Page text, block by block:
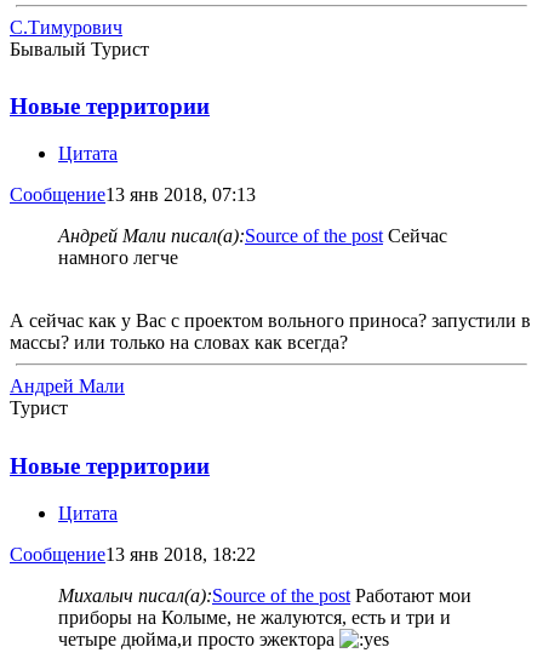
С.Тимурович
Бывалый Турист
Новые территории
Цитата
Сообщение13 янв 2018, 07:13
Андрей Мали писал(а):Source of the post Сейчас
намного легче
А сейчас как у Вас с проектом вольного приноса? запустили в
массы? или только на словах как всегда?
Андрей Мали
Турист
Новые территории
Цитата
Сообщение13 янв 2018, 18:22
Михалыч писал(а):Source of the post Работают мои
приборы на Колыме, не жалуются, есть и три и
четыре дюйма,и просто эжектора